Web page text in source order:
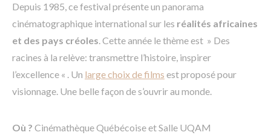
Depuis 1985, ce festival présente un panorama
cinématographique international sur les réalités africaines
et des pays créoles. Cette année le thème est » Des
racines à la relève: transmettre l’histoire, inspirer
l’excellence « . Un large choix de films est proposé pour
visionnage. Une belle façon de s’ouvrir au monde.
Où ? Cinémathèque Québécoise et Salle UQAM